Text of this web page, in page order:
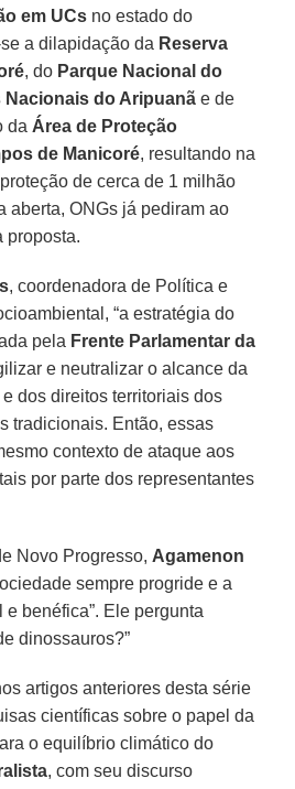
em UCs no estado do
a dilapidação da Reserva
, do Parque Nacional do
Nacionais do Aripuanã e de
da Área de Proteção
de Manicoré, resultando na
de cerca de 1 milhão
aberta, ONGs já pediram ao
proposta.
, coordenadora de Política e
“a estratégia do
pela Frente Parlamentar da
e neutralizar o alcance da
dos direitos territoriais dos
tradicionais. Então, essas
contexto de ataque aos
por parte dos representantes
Novo Progresso, Agamenon
sempre progride e a
benéfica”. Ele pergunta
dinossauros?”
artigos anteriores desta série
científicas sobre o papel da
o equilíbrio climático do
, com seu discurso